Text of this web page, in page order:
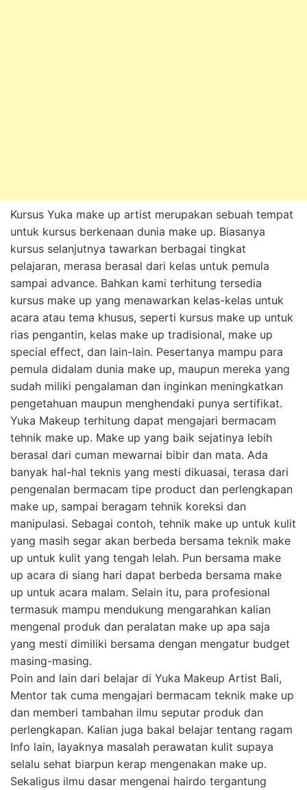
Kursus Yuka make up artist merupakan sebuah tempat
untuk kursus berkenaan dunia make up. Biasanya
kursus selanjutnya tawarkan berbagai tingkat
pelajaran, merasa berasal dari kelas untuk pemula
sampai advance. Bahkan kami terhitung tersedia
kursus make up yang menawarkan kelas-kelas untuk
acara atau tema khusus, seperti kursus make up untuk
rias pengantin, kelas make up tradisional, make up
special effect, dan lain-lain. Pesertanya mampu para
pemula didalam dunia make up, maupun mereka yang
sudah miliki pengalaman dan inginkan meningkatkan
pengetahuan maupun menghendaki punya sertifikat.
Yuka Makeup terhitung dapat mengajari bermacam
tehnik make up. Make up yang baik sejatinya lebih
berasal dari cuman mewarnai bibir dan mata. Ada
banyak hal-hal teknis yang mesti dikuasai, terasa dari
pengenalan bermacam tipe product dan perlengkapan
make up, sampai beragam tehnik koreksi dan
manipulasi. Sebagai contoh, tehnik make up untuk kulit
yang masih segar akan berbeda bersama teknik make
up untuk kulit yang tengah lelah. Pun bersama make
up acara di siang hari dapat berbeda bersama make
up untuk acara malam. Selain itu, para profesional
termasuk mampu mendukung mengarahkan kalian
mengenal produk dan peralatan make up apa saja
yang mesti dimiliki bersama dengan mengatur budget
masing-masing.
Poin and lain dari belajar di Yuka Makeup Artist Bali,
Mentor tak cuma mengajari bermacam teknik make up
dan memberi tambahan ilmu seputar produk dan
perlengkapan. Kalian juga bakal belajar tentang ragam
Info lain, layaknya masalah perawatan kulit supaya
selalu sehat biarpun kerap mengenakan make up.
Sekaligus ilmu dasar mengenai hairdo tergantung